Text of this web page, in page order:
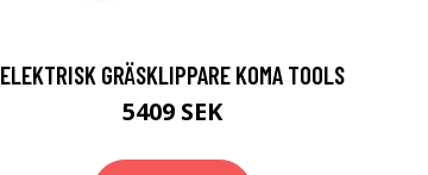
ELEKTRISK GRÄSKLIPPARE KOMA TOOLS
5409 SEK